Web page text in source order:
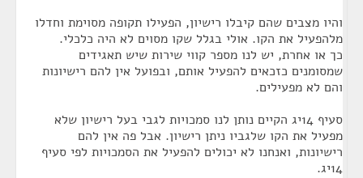
והיו מצבים שהם קיבלו רישיון, הפעילו תקופה מסוימת וחדלו
מלהפעיל את הקו. אולי בגלל שקו מסוים לא היה כלכלי.
כך או אחרת, יש לנו מספר קווי שירות שיש תאגידים
שמסומנים כזכאים להפעיל אותם, ובפועל אין להם רישיונות
והם לא מפעילים.
סעיף 14יג הקיים נותן לנו סמכויות לגבי בעל רישיון שלא
מפעיל את הקו שלגביו ניתן רישיון. אבל פה אין להם
רישיונות, ואנחנו לא יכולים להפעיל את הסמכויות לפי סעיף
14יג.